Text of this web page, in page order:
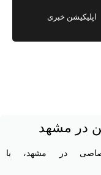
اپلیکیشن خبری
در مشهد
در مشهد، با